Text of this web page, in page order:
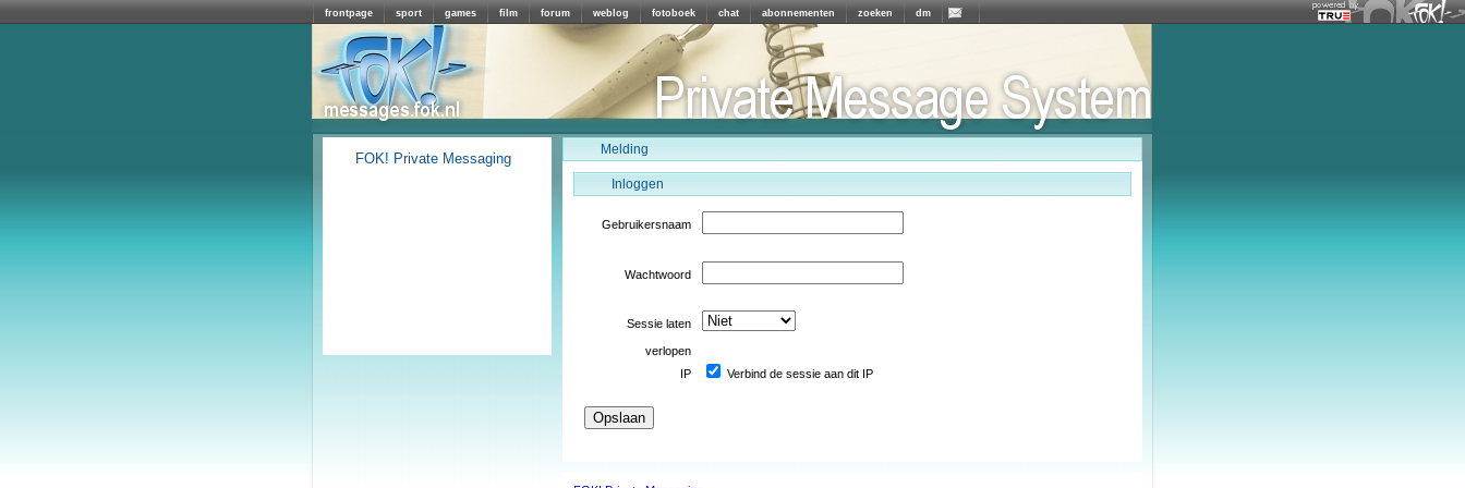
frontpage sport games film forum weblog fotoboek chat abonnementen zoeken dm
Melding
Inloggen
Gebruikersnaam
Wachtwoord
Sessie laten
verlopen
IP
Verbind de sessie aan dit IP
FOK! Private Messaging